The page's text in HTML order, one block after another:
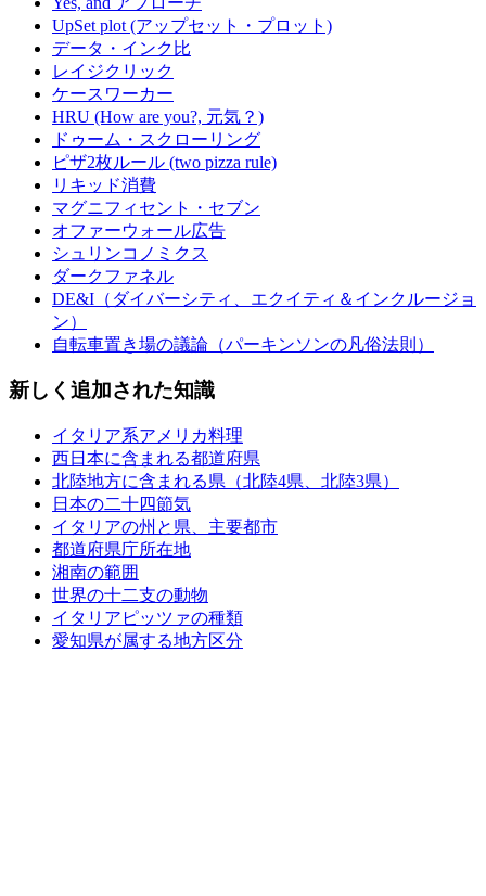
UpSet plot (アップセット・プロット)
データ・インク比
レイジクリック
ケースワーカー
HRU (How are you?, 元気？)
ドゥーム・スクローリング
ピザ2枚ルール (two pizza rule)
リキッド消費
マグニフィセント・セブン
オファーウォール広告
シュリンコノミクス
ダークファネル
DE&I（ダイバーシティ、エクイティ＆インクルージョ
ン）
自転車置き場の議論（パーキンソンの凡俗法則）
新しく追加された知識
イタリア系アメリカ料理
西日本に含まれる都道府県
北陸地方に含まれる県（北陸4県、北陸3県）
日本の二十四節気
イタリアの州と県、主要都市
都道府県庁所在地
湘南の範囲
世界の十二支の動物
イタリアピッツァの種類
愛知県が属する地方区分